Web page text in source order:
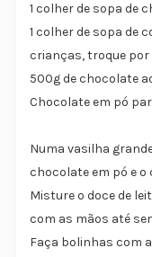
1 colher de sopa de
1 colher de sopa de
crianças, troque por
500g de chocolate
Chocolate em pó
Numa vasilha
chocolate em pó e o
Misture o doce de
com as mãos até
Faça bolinhas com